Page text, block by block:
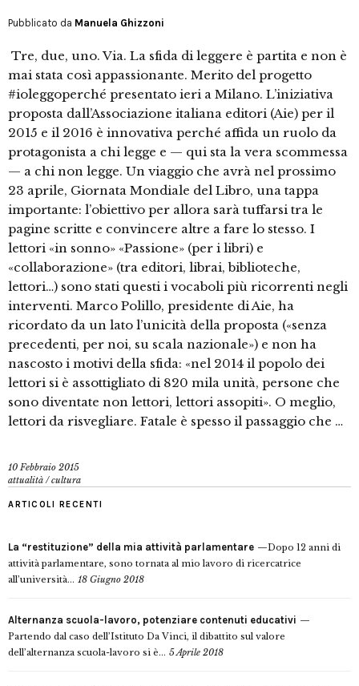
Pubblicato da Manuela Ghizzoni
Tre, due, uno. Via. La sfida di leggere è partita e non è
mai stata così appassionante. Merito del progetto
#ioleggoperché presentato ieri a Milano. L’iniziativa
proposta dall’Associazione italiana editori (Aie) per il
2015 e il 2016 è innovativa perché affida un ruolo da
protagonista a chi legge e — qui sta la vera scommessa
— a chi non legge. Un viaggio che avrà nel prossimo
23 aprile, Giornata Mondiale del Libro, una tappa
importante: l’obiettivo per allora sarà tuffarsi tra le
pagine scritte e convincere altre a fare lo stesso. I
lettori «in sonno» «Passione» (per i libri) e
«collaborazione» (tra editori, librai, biblioteche,
lettori…) sono stati questi i vocaboli più ricorrenti negli
interventi. Marco Polillo, presidente di Aie, ha
ricordato da un lato l’unicità della proposta («senza
precedenti, per noi, su scala nazionale») e non ha
nascosto i motivi della sfida: «nel 2014 il popolo dei
lettori si è assottigliato di 820 mila unità, persone che
sono diventate non lettori, lettori assopiti». O meglio,
lettori da risvegliare. Fatale è spesso il passaggio che …
10 Febbraio 2015
attualità /cultura
ARTICOLI RECENTI
La “restituzione” della mia attività parlamentare
Dopo 12 anni di
attività parlamentare, sono tornata al mio lavoro di ricercatrice
all’università... 18 Giugno 2018
Alternanza scuola-lavoro, potenziare contenuti educativi
Partendo dal caso dell’Istituto Da Vinci, il dibattito sul valore
dell’alternanza scuola-lavoro si è... 5 Aprile 2018